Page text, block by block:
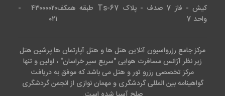
کیش - فاز 7 صدف - پلاک Ts-67 طبقه همکف
واحد 7
۴۳۰۰۰۰۲۰ -
۰۲۱
مرکز جامع رزرواسیون آنلاین هتل ها و هتل آپارتمان ها پرشین هتل
زیر نظر آژانس مسافرت هوایی "سریع سیر خراسان" ، اولین و تنها
مرکز تخصصی رزرو تور و هتل می باشد که موفق به دریافت
گواهینامه بین المللی گردشگری و مهمان نوازی از انجمن گردشگری